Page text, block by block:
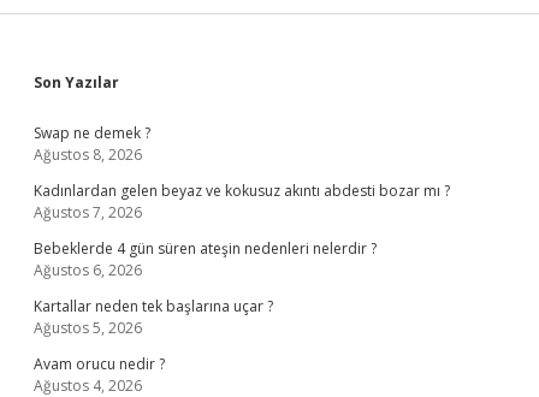
Sidebar
Son Yazılar
Swap ne demek ?
Ağustos 8, 2026
Kadınlardan gelen beyaz ve kokusuz akıntı abdesti bozar mı ?
Ağustos 7, 2026
Bebeklerde 4 gün süren ateşin nedenleri nelerdir ?
Ağustos 6, 2026
Kartallar neden tek başlarına uçar ?
Ağustos 5, 2026
Avam orucu nedir ?
Ağustos 4, 2026